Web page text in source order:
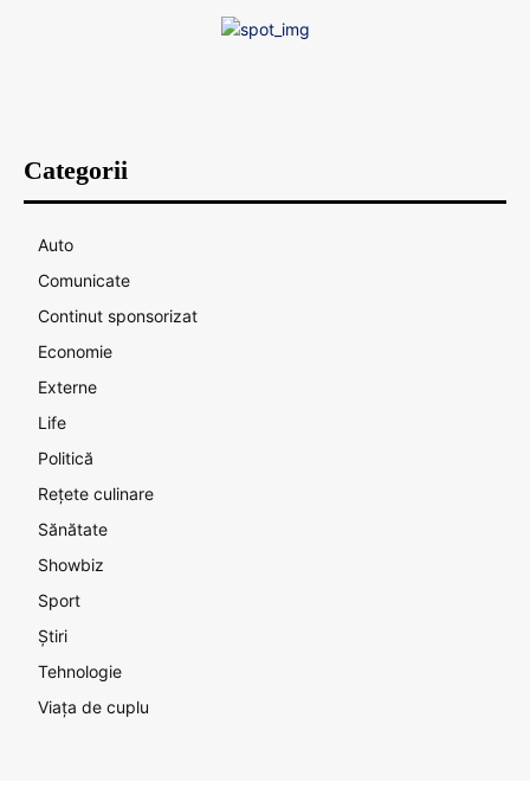
Categorii
Auto
Comunicate
Continut sponsorizat
Economie
Externe
Life
Politică
Rețete culinare
Sănătate
Showbiz
Sport
Știri
Tehnologie
Viața de cuplu